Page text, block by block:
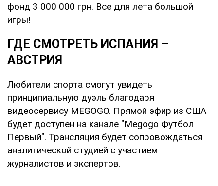
фонд 3 000 000 грн. Все для лета большой
игры!
ГДЕ СМОТРЕТЬ ИСПАНИЯ –
АВСТРИЯ
Любители спорта смогут увидеть
принципиальную дуэль благодаря
видеосервису MEGOGO. Прямой эфир из США
будет доступен на канале "Megogo Футбол
Первый". Трансляция будет сопровождаться
аналитической студией с участием
журналистов и экспертов.